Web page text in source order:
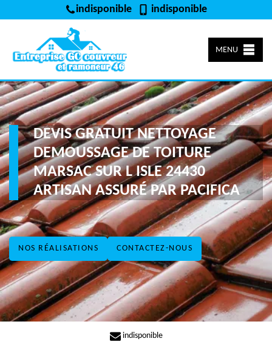
indisponible indisponible
MENU
NOS RÉALISATIONS CONTACTEZ-NOUS
DEVIS GRATUIT NETTOYAGE
DEMOUSSAGE DE TOITURE
MARSAC SUR L ISLE 24430
ARTISAN ASSURÉ PAR PACIFICA
indisponible